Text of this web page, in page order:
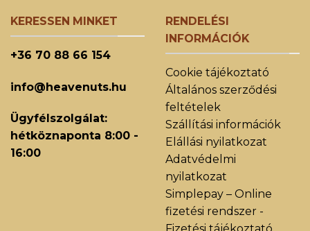
KERESSEN MINKET
+36 70 88 66 154
info@heavenuts.hu
Ügyfélszolgálat:
hétköznaponta 8:00 -
16:00
RENDELÉSI
INFORMÁCIÓK
Cookie tájékoztató
Általános szerződési
feltételek
Szállítási információk
Elállási nyilatkozat
Adatvédelmi
nyilatkozat
Simplepay – Online
fizetési rendszer -